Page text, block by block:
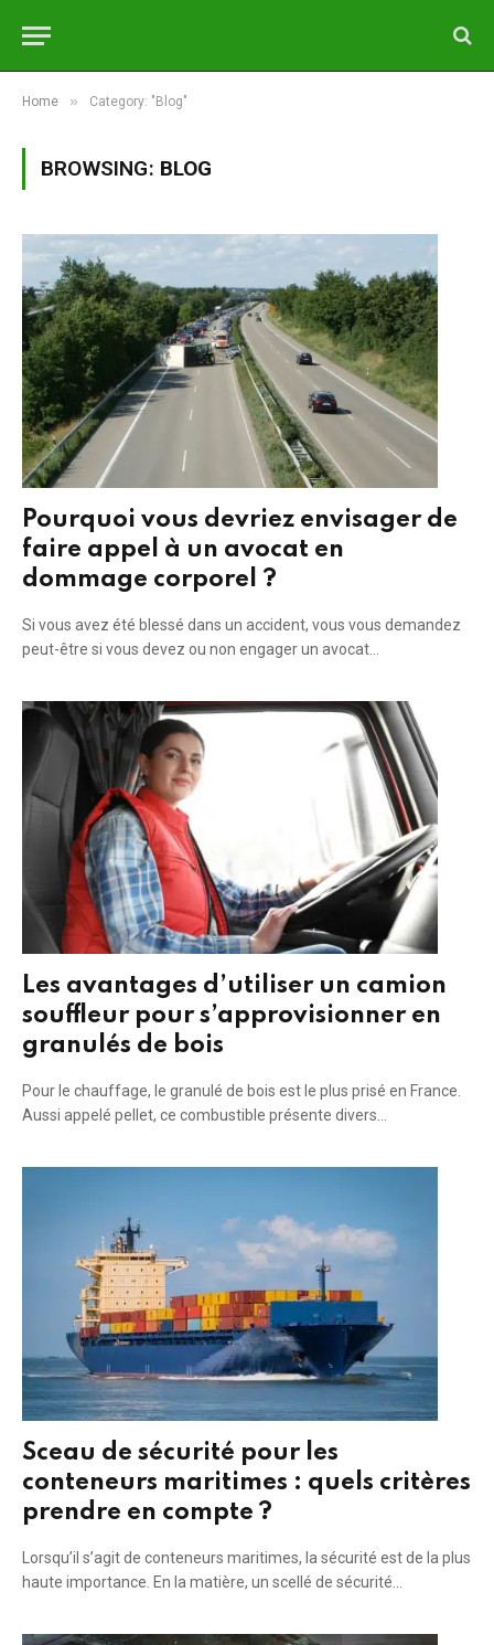
Home » Category: "Blog"
BROWSING: BLOG
Pourquoi vous devriez envisager de
faire appel à un avocat en
dommage corporel ?
Si vous avez été blessé dans un accident, vous vous demandez
peut-être si vous devez ou non engager un avocat…
Les avantages d’utiliser un camion
souffleur pour s’approvisionner en
granulés de bois
Pour le chauffage, le granulé de bois est le plus prisé en France.
Aussi appelé pellet, ce combustible présente divers…
Sceau de sécurité pour les
conteneurs maritimes : quels critères
prendre en compte ?
Lorsqu’il s’agit de conteneurs maritimes, la sécurité est de la plus
haute importance. En la matière, un scellé de sécurité…